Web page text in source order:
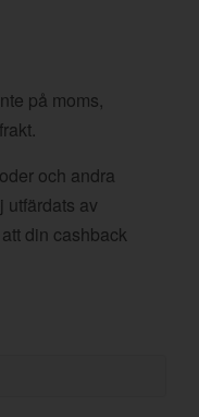
på moms,
och andra
utfärdats av
din cashback